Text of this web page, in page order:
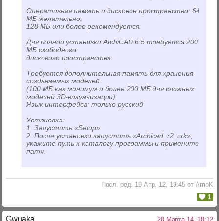
Оперативная память и дисковое пространство: 64
МБ желательно,
128 МБ или более рекомендуется.
Для полной установки ArchiCAD 6.5 требуется 200
МБ свободного
дискового пространства.
Требуется дополнительная память для хранения
создаваемых моделей
(100 МБ как минимум и более 200 МБ для сложных
моделей 3D-визуализации).
Язык интерфейса: только русский
Установка:
1. Запустить «Setup».
2. После установки запустить «Archicad_r2_crk»,
укажите путь к каталогу программы и примените
патч.
Посл. ред. 19 Апр. 12, 19:45 от AmoK
1
Gwuaka 20 Марта 14, 18:12